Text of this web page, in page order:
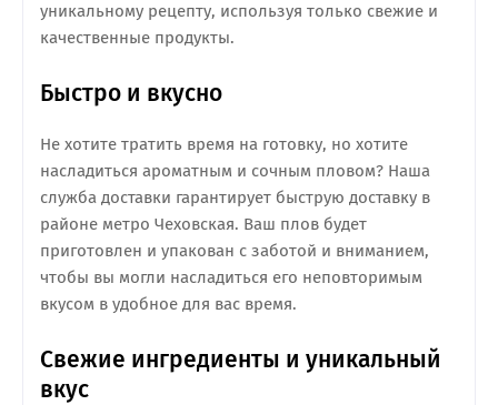
уникальному рецепту, используя только свежие и
качественные продукты.
Быстро и вкусно
Не хотите тратить время на готовку, но хотите
насладиться ароматным и сочным пловом? Наша
служба доставки гарантирует быструю доставку в
районе метро Чеховская. Ваш плов будет
приготовлен и упакован с заботой и вниманием,
чтобы вы могли насладиться его неповторимым
вкусом в удобное для вас время.
Свежие ингредиенты и уникальный
вкус